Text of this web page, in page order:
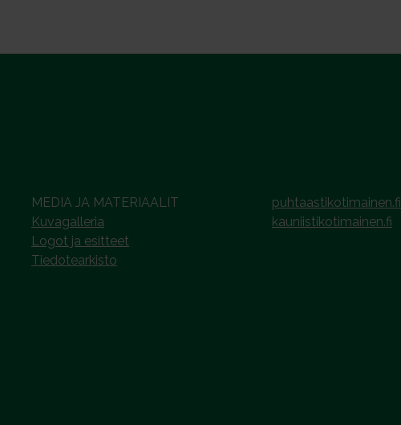
MEDIA JA MATERIAALIT
Kuvagalleria
Logot ja esitteet
Tiedotearkisto
puhtaastikotimainen.fi
kauniistikotimainen.fi